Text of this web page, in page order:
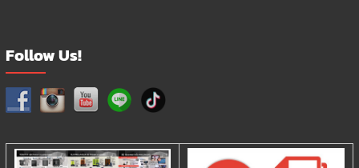
Follow Us!